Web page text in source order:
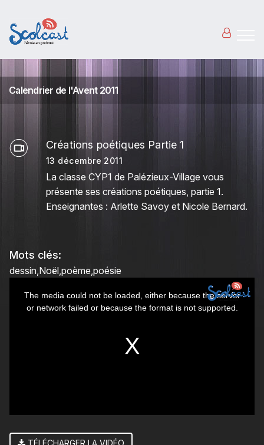
Calendrier de l'Avent 2011
Créations poétiques Partie 1
13 décembre 2011
La classe CYP1 de Palézieux-Village vous
présente ses créations poétiques, partie 1.
Enseignantes : Arlette Savoy et Nicole Bernard.
Mots clés:
dessin Noël poème poésie
The media could not be loaded, either because the server
or network failed or because the format is not supported.
TÉLÉCHARGER LA VIDÉO